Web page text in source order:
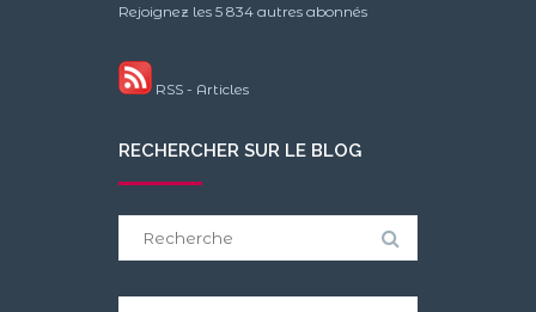
Rejoignez les 5 834 autres abonnés
RSS - Articles
RECHERCHER SUR LE BLOG